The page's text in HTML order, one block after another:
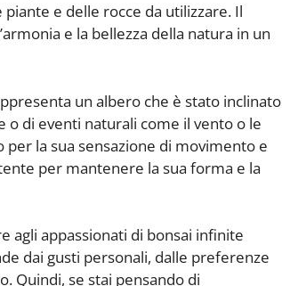
e delle rocce da utilizzare. Il
e la bellezza della natura in un
un albero che è stato inclinato
o di eventi naturali come il vento o le
la sua sensazione di movimento e
per mantenere la sua forma e la
agli appassionati di bonsai infinite
dai gusti personali, dalle preferenze
Quindi, se stai pensando di